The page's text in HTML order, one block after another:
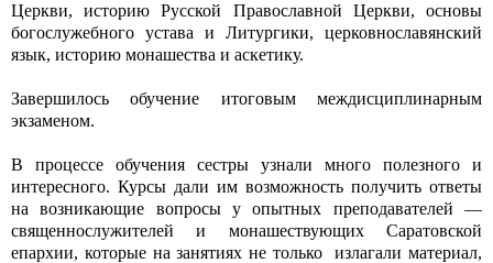
Церкви, историю Русской Православной Церкви, основы
богослужебного устава и Литургики, церковнославянский
язык, историю монашества и аскетику.
Завершилось обучение итоговым междисциплинарным
экзаменом.
В процессе обучения сестры узнали много полезного и
интересного. Курсы дали им возможность получить ответы
на возникающие вопросы у опытных преподавателей —
священнослужителей и монашествующих Саратовской
епархии, которые на занятиях не только излагали материал,